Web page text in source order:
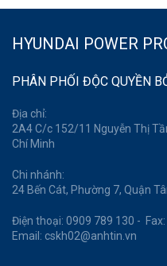
HYUNDAI POWER
PHÂN PHỐI ĐỘC QUYỀN
Địa chỉ:
2A4 C/c 152/11 Nguyễn Thị
Chí Minh
Chi nhánh:
24 Bến Cát, Phường 7, Quận
Điện thoại: 0909 789 130 -
Email: cskh02@anhtin.vn